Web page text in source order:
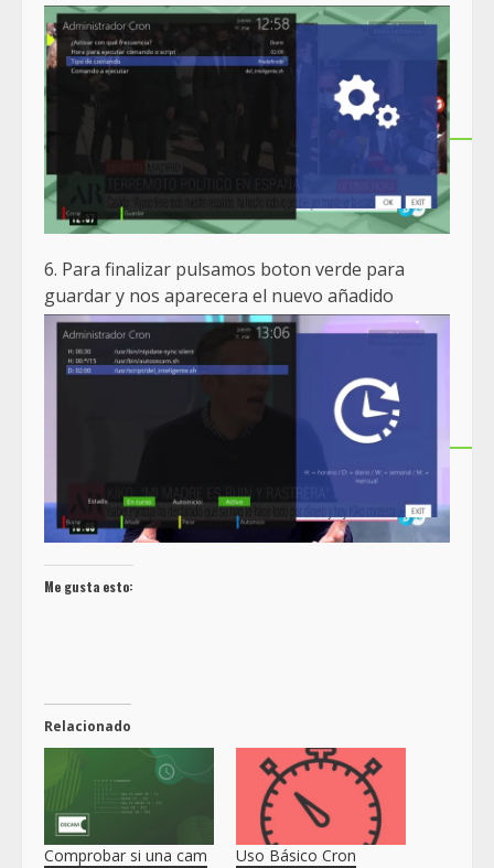
6. Para finalizar pulsamos boton verde para
guardar y nos aparecera el nuevo añadido
Me gusta esto:
Relacionado
Comprobar si una cam
Uso Básico Cron